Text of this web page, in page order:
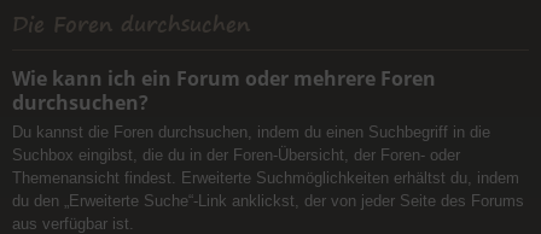
Die Foren durchsuchen
Wie kann ich ein Forum oder mehrere Foren
durchsuchen?
Du kannst die Foren durchsuchen, indem du einen Suchbegriff in die
Suchbox eingibst, die du in der Foren-Übersicht, der Foren- oder
Themenansicht findest. Erweiterte Suchmöglichkeiten erhältst du, indem
du den „Erweiterte Suche“-Link anklickst, der von jeder Seite des Forums
aus verfügbar ist.